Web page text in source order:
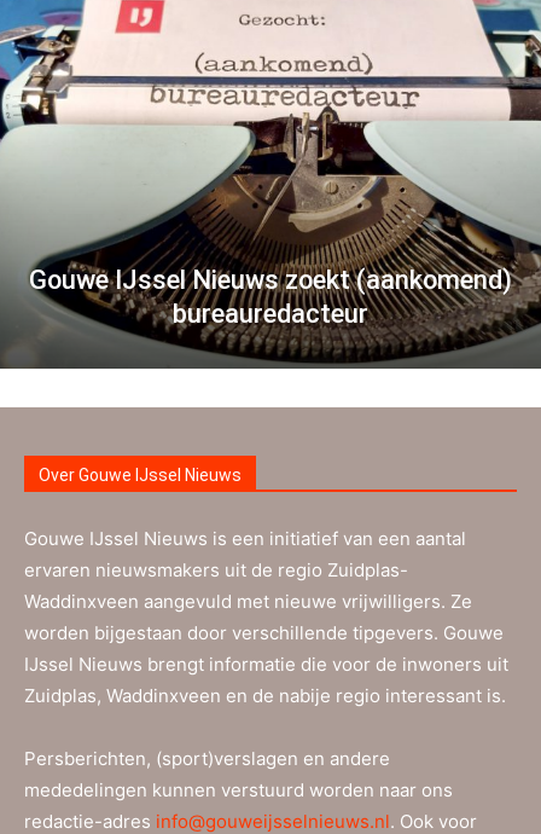
Gouwe IJssel Nieuws zoekt (aankomend)
bureauredacteur
Over Gouwe IJssel Nieuws
Gouwe IJssel Nieuws is een initiatief van een aantal
ervaren nieuwsmakers uit de regio Zuidplas-
Waddinxveen aangevuld met nieuwe vrijwilligers. Ze
worden bijgestaan door verschillende tipgevers. Gouwe
IJssel Nieuws brengt informatie die voor de inwoners uit
Zuidplas, Waddinxveen en de nabije regio interessant is.
Persberichten, (sport)verslagen en andere
mededelingen kunnen verstuurd worden naar ons
redactie-adres info@gouweijsselnieuws.nl. Ook voor